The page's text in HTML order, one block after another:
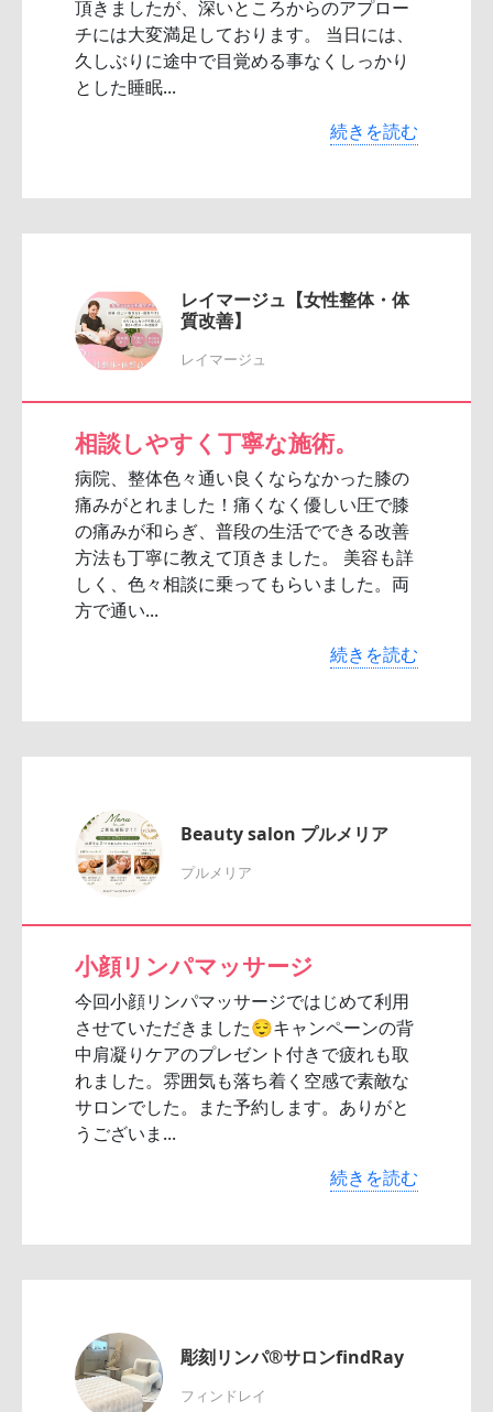
頂きましたが、深いところからのアプロー
チには大変満足しております。 当日には、
久しぶりに途中で目覚める事なくしっかり
とした睡眠...
続きを読む
レイマージュ【女性整体・体
質改善】
レイマージュ
相談しやすく丁寧な施術。
病院、整体色々通い良くならなかった膝の
痛みがとれました！痛くなく優しい圧で膝
の痛みが和らぎ、普段の生活でできる改善
方法も丁寧に教えて頂きました。 美容も詳
しく、色々相談に乗ってもらいました。両
方で通い...
続きを読む
Beauty salon プルメリア
プルメリア
小顔リンパマッサージ
今回小顔リンパマッサージではじめて利用
させていただきました😌キャンペーンの背
中肩凝りケアのプレゼント付きで疲れも取
れました。雰囲気も落ち着く空感で素敵な
サロンでした。また予約します。ありがと
うございま...
続きを読む
彫刻リンパ®サロンfindRay
フィンドレイ